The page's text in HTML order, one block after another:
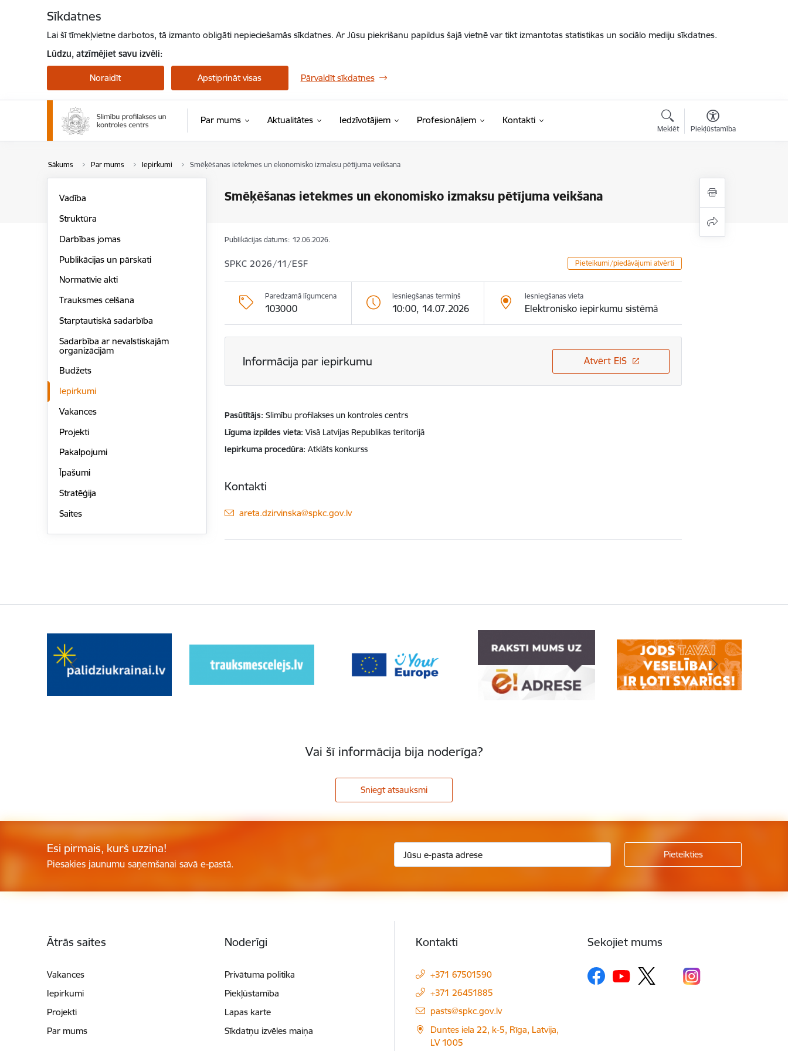
Sīkdatnes
Lai šī tīmekļvietne darbotos, tā izmanto obligāti nepieciešamās sīkdatnes. Ar Jūsu piekrišanu papildus šajā vietnē var tikt izmantotas statistikas un sociālo mediju sīkdatnes.
Lūdzu, atzīmējiet savu izvēli:
Noraidīt Apstiprināt visas Pārvaldīt sīkdatnes
Par mums Aktualitātes Iedzīvotājiem Profesionāļiem Kontakti
Pērtiķu bakas
Meklēt Piekļūstamība
Sākums Par mums Iepirkumi Smēķēšanas ietekmes un ekonomisko izmaksu pētījuma veikšana
Smēķēšanas ietekmes un ekonomisko izmaksu pētījuma veikšana
Vadība
Struktūra
Darbības jomas
Publikācijas un pārskati
Normatīvie akti
Trauksmes celšana
Starptautiskā sadarbība
Sadarbība ar nevalstiskajām
organizācijām
Budžets
Iepirkumi
Vakances
Projekti
Pakalpojumi
Īpašumi
Stratēģija
Saites
Publikācijas datums: 12.06.2026.
SPKC 2026/11/ESF Pieteikumi/piedāvājumi atvērti
Paredzamā līgumcena
103000
Iesniegšanas termiņš
10:00, 14.07.2026
Iesniegšanas vieta
Elektronisko iepirkumu sistēmā
Informācija par iepirkumu Atvērt EIS
Pasūtītājs Slimību profilakses un kontroles centrs
Līguma izpildes vieta Visā Latvijas Republikas teritorijā
Iepirkuma procedūra Atklāts konkurss
Kontakti
E-pasts:
areta.dzirvinska@spkc.gov.lv
Vai šī informācija bija noderīga?
Sniegt atsauksmi
Esi pirmais, kurš uzzina!
Piesakies jaunumu saņemšanai savā e-pastā.
Ātrās saites
Vakances
Iepirkumi
Projekti
Par mums
Noderīgi
Privātuma politika
Piekļūstamība
Lapas karte
Sīkdatņu izvēles maiņa
Kontakti
+371 67501590
+371 26451885
E-pasts:
pasts@spkc.gov.lv
Duntes iela 22, k-5, Rīga, Latvija,
LV 1005
Sekojiet mums